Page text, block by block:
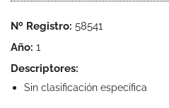
Nº Registro: 58541
Año: 1
Descriptores:
Sin clasificación específica